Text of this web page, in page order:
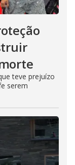
teve prejuízo
serem